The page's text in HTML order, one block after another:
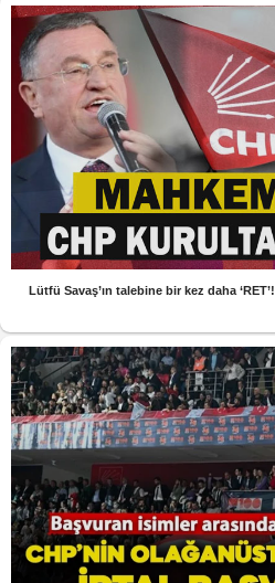
Lütfü Savaş’ın talebine bir kez daha ‘RET’!